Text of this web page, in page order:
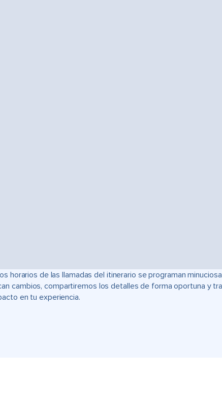
horarios de las llamadas del itinerario se programan
cambios, compartiremos los detalles de forma oportuna y
en tu experiencia.